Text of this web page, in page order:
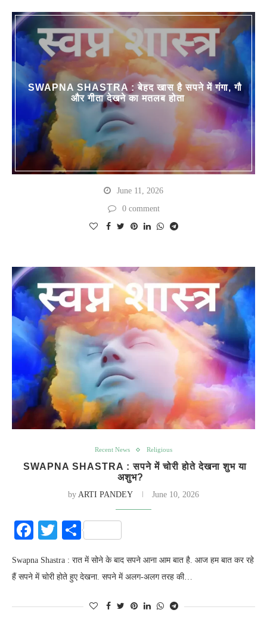
SWAPNA SHASTRA : बेहद खास है सपने में गंगा, गौ
और गीता देखने का मतलब होता
June 11, 2026
0 comment
Recent News Religious
SWAPNA SHASTRA : सपने में चोरी होते देखना शुभ या
अशुभ?
by ARTI PANDEY June 10, 2026
Facebook
Twitter
Share
Swapna Shastra : रात में सोने के बाद सपने आना आम बात है. आज हम बात कर रहे
हैं सपने में चोरी होते हुए देखना. सपने में अलग-अलग तरह की…